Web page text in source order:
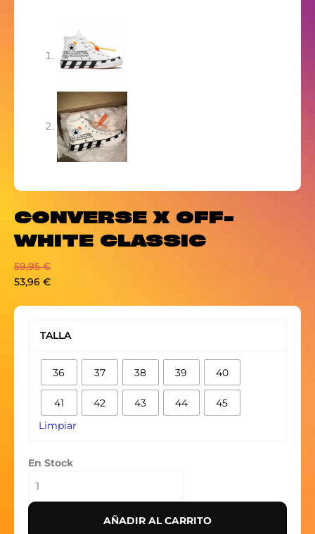
CONVERSE X OFF-
WHITE CLASSIC
59,95€
53,96 €
TALLA
36 37 38 39 40
41 42 43 44 45
Limpiar
En Stock
WHITE
CLASSIC
cantidad
AÑADIR AL CARRITO